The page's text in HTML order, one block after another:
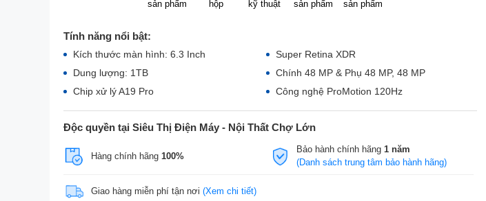
sản phẩm
hộp
kỹ thuật
sản phẩm
sản phẩm
Tính năng nổi bật:
Kích thước màn hình: 6.3 Inch
Super Retina XDR
Dung lượng: 1TB
Chính 48 MP & Phụ 48 MP, 48 MP
Chip xử lý A19 Pro
Công nghệ ProMotion 120Hz
Độc quyền tại Siêu Thị Điện Máy - Nội Thất Chợ Lớn
Hàng chính hãng 100%
Bảo hành chính hãng 1 năm
(Danh sách trung tâm bảo hành hãng)
Giao hàng miễn phí tận nơi (Xem chi tiết)